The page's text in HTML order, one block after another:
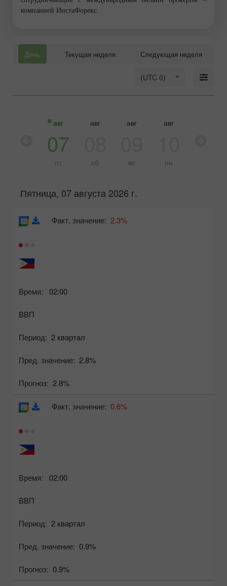
компанией ИнстаФорекс.
День Текущая неделя Следующая неделя
(UTC 0)
авг
07
пт
авг
сб
авг
вс
авг
пн
Пятница, 07 августа 2026 г.
Время: 02:00
ВВП
Период: 2 квартал
Пред. значение: 2.8%
Прогноз: 2.8%
Факт. значение: 2.3%
Время: 02:00
ВВП
Период: 2 квартал
Пред. значение: 0.9%
Прогноз: 0.9%
Факт. значение: 0.6%